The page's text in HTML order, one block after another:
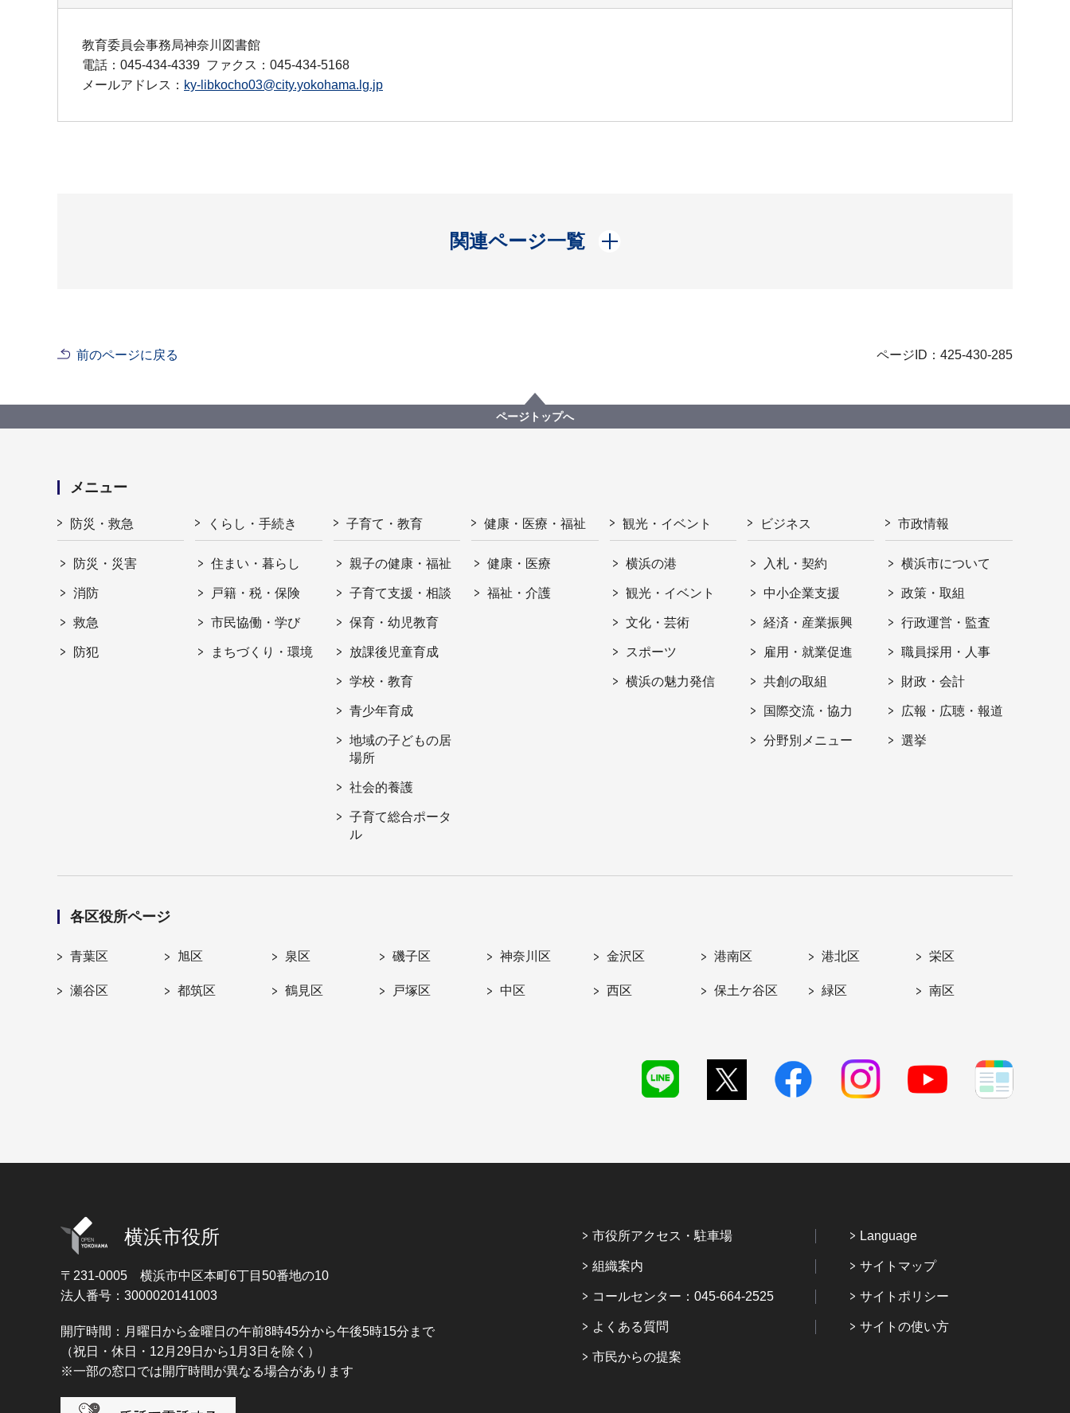
教育委員会事務局神奈川図書館
電話：045-434-4339 ファクス：045-434-5168
メールアドレス： ky-libkocho03@city.yokohama.lg.jp
関連ページ一覧
開く
前のページに戻る ページID：425-430-285
ページトップへ
メニュー
防災・救急
防災・災害
消防
救急
防犯
くらし・手続き
住まい・暮らし
戸籍・税・保険
市民協働・学び
まちづくり・環境
子育て・教育
親子の健康・福祉
子育て支援・相談
保育・幼児教育
放課後児童育成
学校・教育
青少年育成
地域の子どもの居
場所
社会的養護
子育て総合ポータ
ル
健康・医療・福祉
健康・医療
福祉・介護
観光・イベント
横浜の港
観光・イベント
文化・芸術
スポーツ
横浜の魅力発信
ビジネス
入札・契約
中小企業支援
経済・産業振興
雇用・就業促進
共創の取組
国際交流・協力
分野別メニュー
市政情報
横浜市について
政策・取組
行政運営・監査
職員採用・人事
財政・会計
広報・広聴・報道
選挙
各区役所ページ
青葉区 旭区 泉区 磯子区 神奈川区 金沢区 港南区 港北区 栄区
瀬谷区 都筑区 鶴見区 戸塚区 中区 西区 保土ケ谷区 緑区 南区
横浜市役所
〒231-0005 横浜市中区本町6丁目50番地の10
法人番号：3000020141003
開庁時間：月曜日から金曜日の午前8時45分から午後5時15分まで
（祝日・休日・12月29日から1月3日を除く）
※一部の窓口では開庁時間が異なる場合があります
市役所アクセス・駐車場
組織案内
コールセンター：045-664-2525
よくある質問
市民からの提案
Language
サイトマップ
サイトポリシー
サイトの使い方